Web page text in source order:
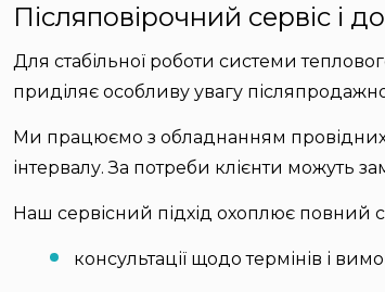
Післяповірочний сервіс і
Для стабільної роботи системи
приділяє особливу увагу
Ми працюємо з обладнанням провідних
інтервалу. За потреби клієнти можуть
Наш сервісний підхід охоплює повний
консультації щодо термінів і